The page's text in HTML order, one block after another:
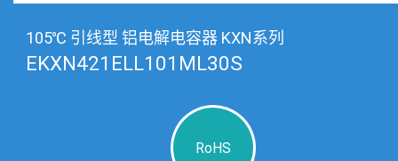
105℃ 引线型 铝电解电容器 KXN系列
EKXN421ELL101ML30S
RoHS